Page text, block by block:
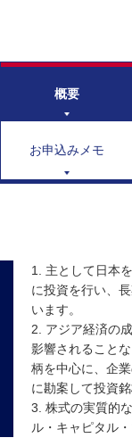
概要
お申込みメモ
1. 主として日本
に投資を行い、
います。
2. アジア経済の
影響されること
柄を中心に、企
に勘案して投資
3. 株式の実質的
ル・キャピタル